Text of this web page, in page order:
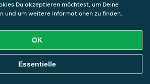
Du akzeptieren möchtest, um Deine
und um weitere Informationen zu finden.
OK
Essentielle